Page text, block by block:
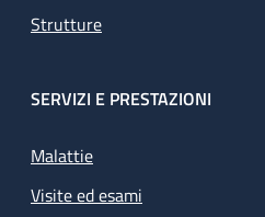
Strutture
SERVIZI E PRESTAZIONI
Malattie
Visite ed esami